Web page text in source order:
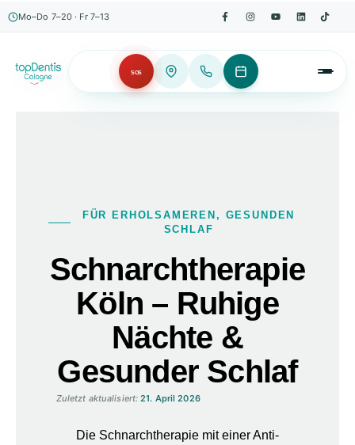
Mo–Do 7–20 · Fr 7–13
SOS
FÜR ERHOLSAMEREN, GESUNDEN
SCHLAF
Schnarchtherapie
Köln – Ruhige
Nächte &
Gesunder Schlaf
Zuletzt aktualisiert: 21. April 2026
Die Schnarchtherapie mit einer Anti-